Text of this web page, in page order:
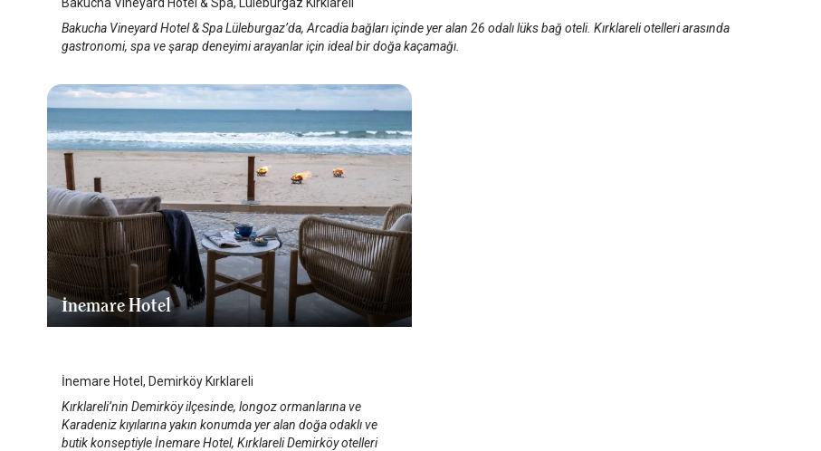
Bakucha Vineyard Hotel & Spa Lüleburgaz’da, Arcadia bağları içinde yer alan 26 odalı lüks bağ oteli. Kırklareli otelleri arasında
gastronomi, spa ve şarap deneyimi arayanlar için ideal bir doğa kaçamağı.
İnemare Hotel
İnemare Hotel, Demirköy Kırklareli
Kırklareli’nin Demirköy ilçesinde, longoz ormanlarına ve
Karadeniz kıyılarına yakın konumda yer alan doğa odaklı ve
butik konseptiyle İnemare Hotel, Kırklareli Demirköy otelleri